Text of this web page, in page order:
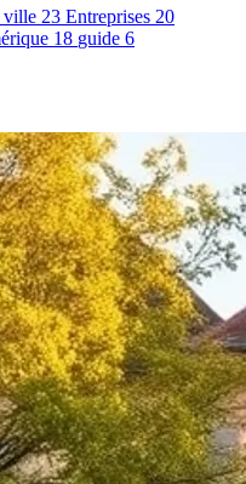
ville 23 Entreprises 20
18 guide 6